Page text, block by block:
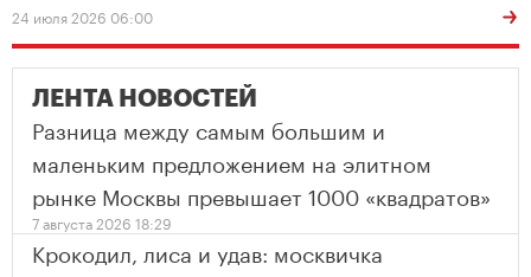
24 июля 2026 06:00
ЛЕНТА НОВОСТЕЙ
Разница между самым большим и
маленьким предложением на элитном
рынке Москвы превышает 1000 «квадратов»
7 августа 2026 18:29
Крокодил, лиса и удав: москвичка